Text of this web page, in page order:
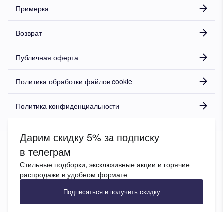
Примерка
Возврат
Публичная оферта
Политика обработки файлов cookie
Политика конфиденциальности
Дарим скидку 5% за подписку
в телеграм
Стильные подборки, эксклюзивные акции и горячие
распродажи в удобном формате
Подписаться и получить скидку